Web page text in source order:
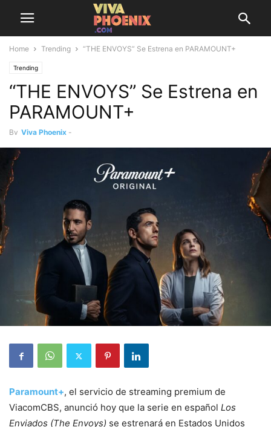
Home Trending “THE ENVOYS” Se Estrena en PARAMOUNT+
Trending
“THE ENVOYS” Se Estrena en
PARAMOUNT+
By Viva Phoenix -
Paramount+, el servicio de streaming premium de
ViacomCBS, anunció hoy que la serie en español Los
Enviados (The Envoys) se estrenará en Estados Unidos